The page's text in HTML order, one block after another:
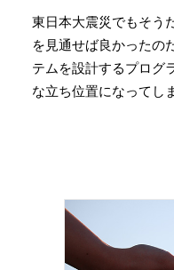
東日本大震災でもそう
を見通せば良かったの
テムを設計するプログ
な立ち位置になってし